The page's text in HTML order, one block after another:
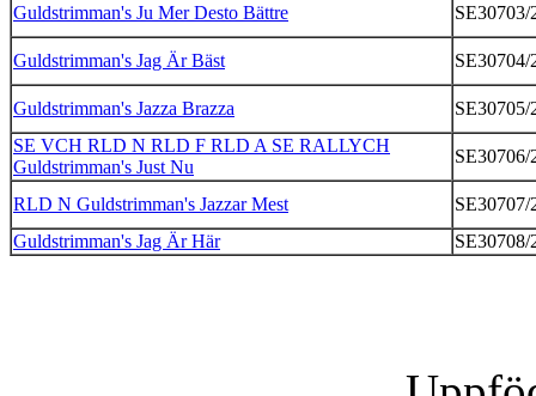
Guldstrimman's Ju Mer Desto Bättre SE30703/
Guldstrimman's Jag Är Bäst SE30704/
Guldstrimman's Jazza Brazza
SE30705/
SE VCH RLD N RLD F RLD A SE RALLYCH
Guldstrimman's Just Nu
SE30706/
RLD N Guldstrimman's Jazzar Mest
SE30707/
Guldstrimman's Jag Är Här
SE30708/